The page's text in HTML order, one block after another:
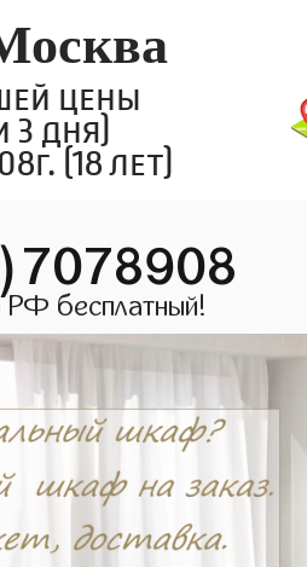
цены
3 дня)
(18 лет)
бесплатный!